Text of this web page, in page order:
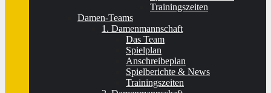
Trainingszeiten
Damen-Teams
1. Damenmannschaft
Das Team
Spielplan
Anschreibeplan
Spielberichte & News
Trainingszeiten